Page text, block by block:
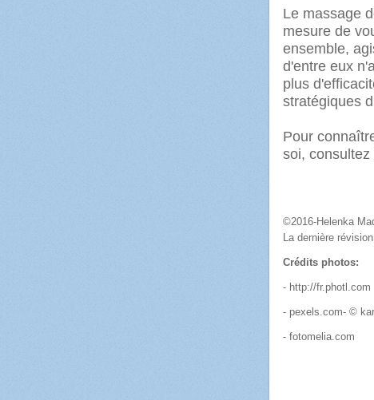
Le massage
mesure de
ensemble,
d'entre eux
plus
stratégiques
Pour
soi, consultez
©2016-Helenka
La dernière
Crédits photos:
- http://fr.photl.com
- pexels.com- ©
- fotomelia.com